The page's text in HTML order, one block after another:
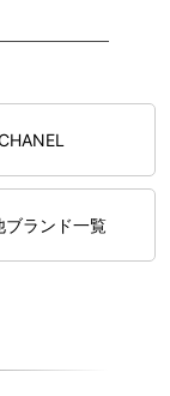
ブランド一覧